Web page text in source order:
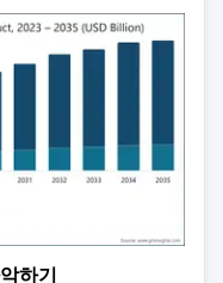
하기